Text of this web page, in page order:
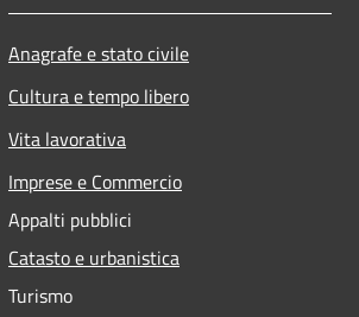
Anagrafe e stato civile
Cultura e tempo libero
Vita lavorativa
Imprese e Commercio
Appalti pubblici
Catasto e urbanistica
Turismo